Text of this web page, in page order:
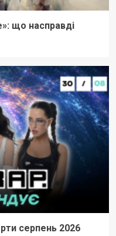
що насправді
серпень 2026